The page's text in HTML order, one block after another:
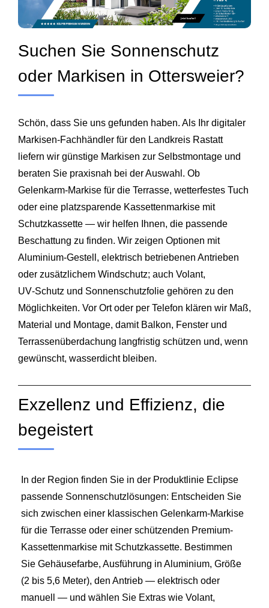
Suchen Sie Sonnenschutz
oder Markisen in Ottersweier?
Schön, dass Sie uns gefunden haben. Als Ihr digitaler
Markisen‑Fachhändler für den Landkreis Rastatt
liefern wir günstige Markisen zur Selbstmontage und
beraten Sie praxisnah bei der Auswahl. Ob
Gelenkarm‑Markise für die Terrasse, wetterfestes Tuch
oder eine platzsparende Kassettenmarkise mit
Schutzkassette — wir helfen Ihnen, die passende
Beschattung zu finden. Wir zeigen Optionen mit
Aluminium‑Gestell, elektrisch betriebenen Antrieben
oder zusätzlichem Windschutz; auch Volant,
UV‑Schutz und Sonnenschutzfolie gehören zu den
Möglichkeiten. Vor Ort oder per Telefon klären wir Maß,
Material und Montage, damit Balkon, Fenster und
Terrassenüberdachung langfristig schützen und, wenn
gewünscht, wasserdicht bleiben.
Exzellenz und Effizienz, die
begeistert
In der Region finden Sie in der Produktlinie Eclipse
passende Sonnenschutzlösungen: Entscheiden Sie
sich zwischen einer klassischen Gelenkarm-Markise
für die Terrasse oder einer schützenden Premium-
Kassettenmarkise mit Schutzkassette. Bestimmen
Sie Gehäusefarbe, Ausführung in Aluminium, Größe
(2 bis 5,6 Meter), den Antrieb — elektrisch oder
manuell — und wählen Sie Extras wie Volant,